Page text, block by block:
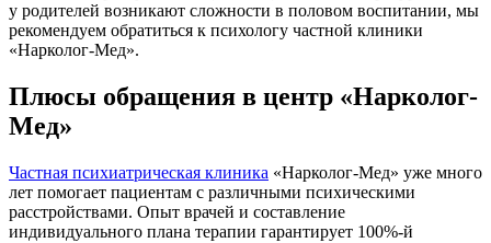
у родителей возникают сложности в половом воспитании, мы
рекомендуем обратиться к психологу частной клиники
«Нарколог-Мед».
Плюсы обращения в центр «Нарколог-
Мед»
Частная психиатрическая клиника «Нарколог-Мед» уже много
лет помогает пациентам с различными психическими
расстройствами. Опыт врачей и составление
индивидуального плана терапии гарантирует 100%-й